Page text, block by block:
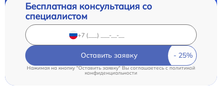
Бесплатная консультация со
специалистом
Оставить заявку
Нажимая на кнопку "Оставить заявку" Вы соглашаетесь cполитикой
конфиденциальности